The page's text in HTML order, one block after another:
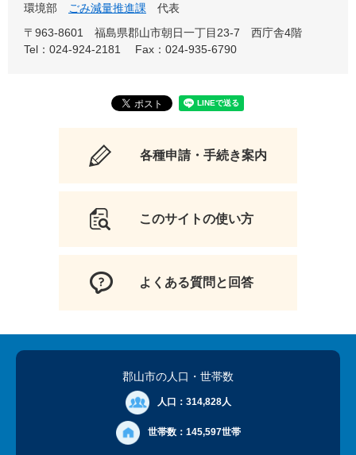
環境部 ごみ減量推進課
代表
〒963-8601
福島県郡山市朝日一丁目23-7 西庁舎4階
Tel：024-924-2181
Fax：024-935-6790
各種申請・手続き案内
このサイトの使い方
よくある質問と回答
郡山市の人口 ・世帯数
人口： 314,828人
世帯数： 145,597世帯